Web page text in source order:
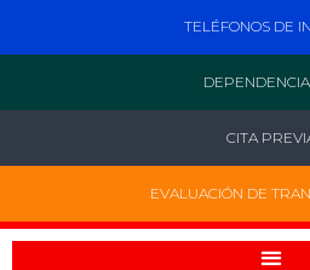
TELÉFONOS DE
CITA
EVALUACIÓN DE